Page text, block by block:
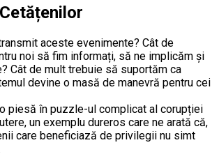
aceste evenimente? Cât de
noi să fim informați, să ne implicăm și
Cât de mult trebuie să suportăm ca
devine o masă de manevră pentru cei
piesă în puzzle-ul complicat al corupției
un exemplu dureros care ne arată că,
care beneficiază de privilegii nu simt